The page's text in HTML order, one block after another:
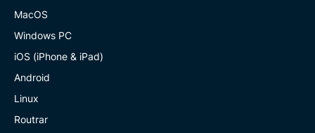
MacOS
Windows PC
iOS (iPhone & iPad)
Android
Linux
Routrar